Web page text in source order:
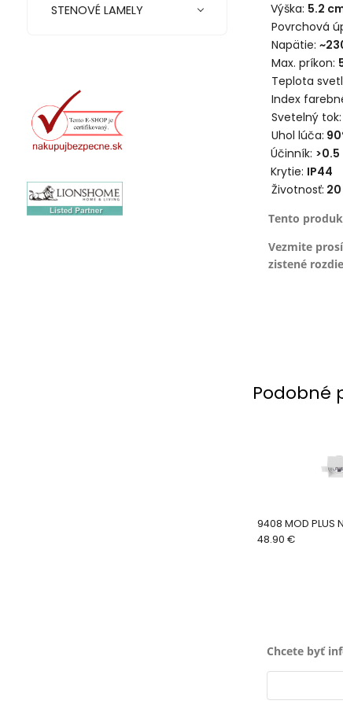
STENOVÉ LAMELY
Výška: 5.2
Povrchová
Napätie:
Max. príkon:
Teplota
Index
Svetelný tok:
Uhol lúča:
Účinník: >0.5
Krytie: IP44
Životnosť:
Tento
Vezmite
zistené
Podobné
9408 MOD PLUS
48.90 €
Chcete byť